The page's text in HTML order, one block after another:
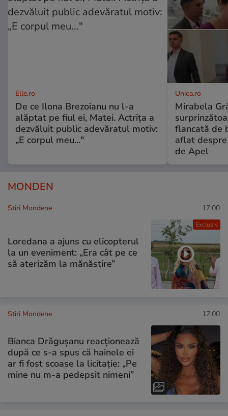
Elle.ro
De ce Ilona Brezoianu nu l-a
alăptat pe fiul ei, Matei. Actrița a
dezvăluit public adevăratul motiv:
„E corpul meu..."
Unica.ro
Mirabela
flancată de
aflat
de Apel
MONDEN
Exclusiv
Stiri Mondene 17:00
Loredana a ajuns cu elicopterul
la un eveniment: „Era cât pe ce
să aterizăm la mănăstire”
Stiri Mondene 17:00
Bianca Drăgușanu reacționează
după ce s-a spus că hainele ei
ar fi fost scoase la licitație: „Pe
mine nu m-a pedepsit nimeni”